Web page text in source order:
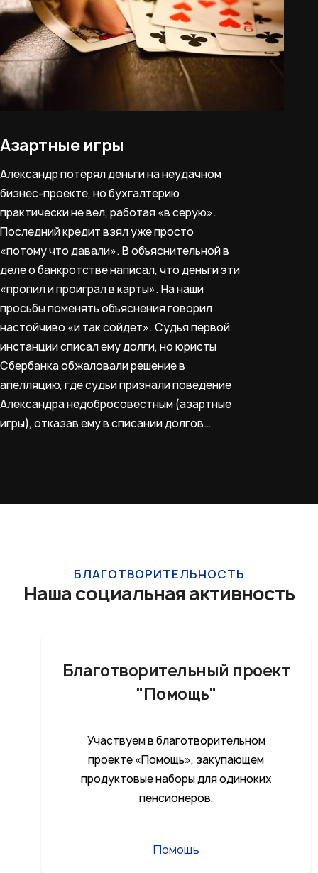
Азартные игры
Александр потерял деньги на неудачном
бизнес-проекте, но бухгалтерию
практически не вел, работая «в серую».
Последний кредит взял уже просто
«потому что давали». В объяснительной в
деле о банкротстве написал, что деньги эти
«пропил и проиграл в карты». На наши
просьбы поменять объяснения говорил
настойчиво «и так сойдет». Судья первой
инстанции списал ему долги, но юристы
Сбербанка обжаловали решение в
апелляцию, где судьи признали поведение
Александра недобросовестным (азартные
игры), отказав ему в списании долгов…
БЛАГОТВОРИТЕЛЬНОСТЬ
Наша социальная активность
Благотворительный проект
"Помощь"
Участвуем в благотворительном
проекте «Помощь», закупающем
продуктовые наборы для одиноких
пенсионеров.
Помощь